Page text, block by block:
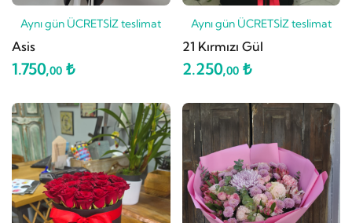
Aynı gün ÜCRETSİZ teslimat
Asis
1.750,00 ₺
Aynı gün ÜCRETSİZ teslimat
21 Kırmızı Gül
2.250,00₺